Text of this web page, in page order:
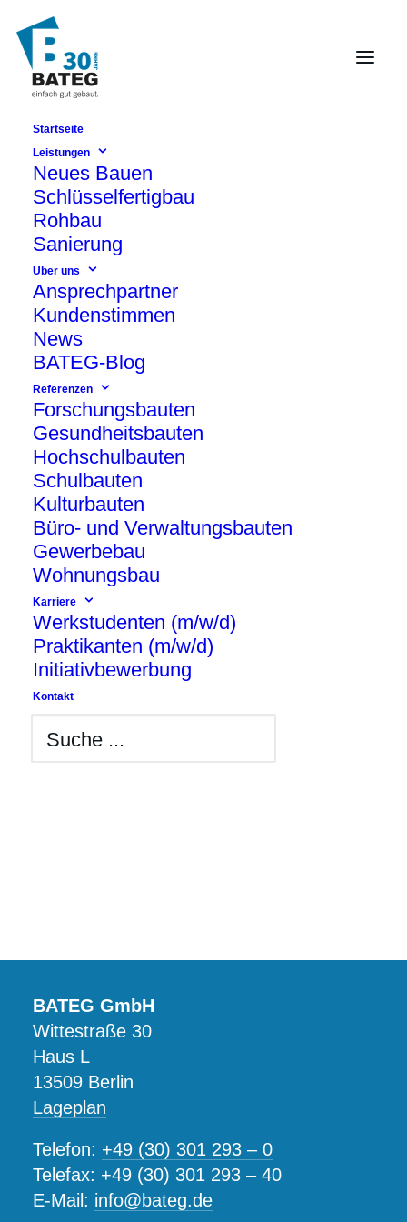
Startseite
Leistungen
Neues Bauen
Schlüsselfertigbau
Rohbau
Sanierung
Über uns
Ansprechpartner
Kundenstimmen
News
BATEG-Blog
Referenzen
Forschungsbauten
Gesundheitsbauten
Hochschulbauten
Schulbauten
Kulturbauten
Büro- und Verwaltungsbauten
Gewerbebau
Wohnungsbau
Karriere
Werkstudenten (m/w/d)
Praktikanten (m/w/d)
Initiativbewerbung
Kontakt
Neubau
Diamedikum in Potsdam behandelt erste
Patienten
The SHED: New Work und Light-Industrial
BATEG GmbH
Wittestraße 30
Haus L
13509 Berlin
Lageplan
Telefon: +49 (30) 301 293 – 0
Telefax: +49 (30) 301 293 – 40
E-Mail: info@bateg.de